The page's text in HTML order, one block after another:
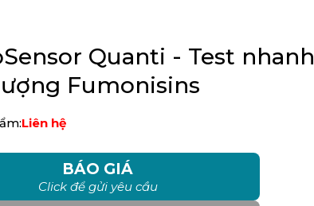
Quanti - Test nhanh
Fumonisins
Liên hệ
BÁO GIÁ
Click để gửi yêu cầu